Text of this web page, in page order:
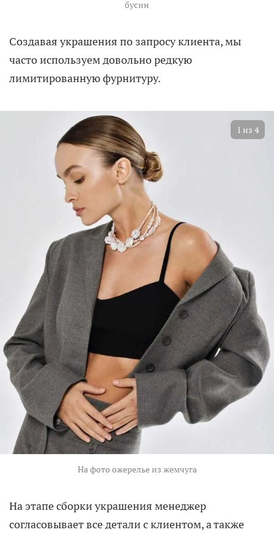
бусин
Создавая украшения по запросу клиента, мы
часто используем довольно редкую
лимитированную фурнитуру.
На фото ожерелье из жемчуга
1 из 4
На этапе сборки украшения менеджер
согласовывает все детали с клиентом, а также